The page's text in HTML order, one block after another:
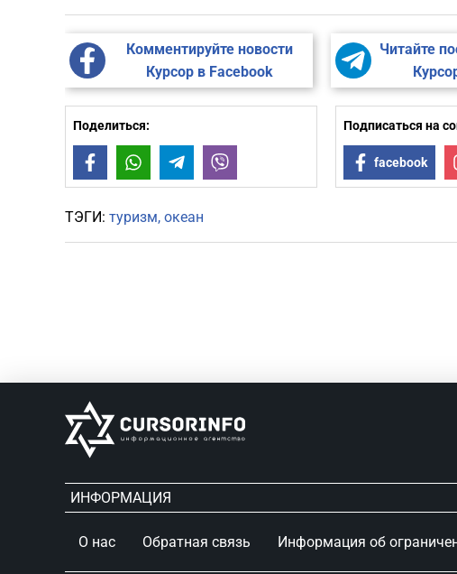
Комментируйте новости
Курсор в Facebook
Читайте
Поделиться:
FacebookWhatsAppTelegram
Подписаться на
facebook
ТЭГИ: туризм океан
ИНФОРМАЦИЯ
О нас Обратная связь Информация об